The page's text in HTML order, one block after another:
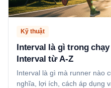
Kỹ thuật
Interval là gì trong
Interval từ A-Z
Interval là gì mà runner nào
nghĩa, lợi ích, cách áp dụng